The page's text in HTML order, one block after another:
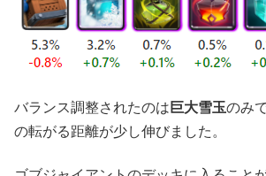
バランス調整されたのは 巨大雪玉のみ
の転がる距離が少し伸びました。